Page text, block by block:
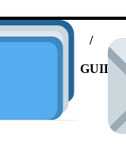
GUIDE